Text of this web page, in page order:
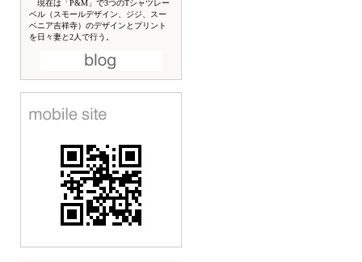
現在は「P&M」で3つのTシャツレー
ベル（スモールデザイン、ジジ、スー
ベニア吉祥寺）のデザインとプリント
を日々妻と2人で行う。